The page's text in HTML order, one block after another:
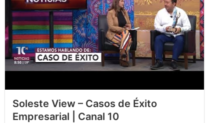
Soleste View – Casos de Éxito
Empresarial | Canal 10